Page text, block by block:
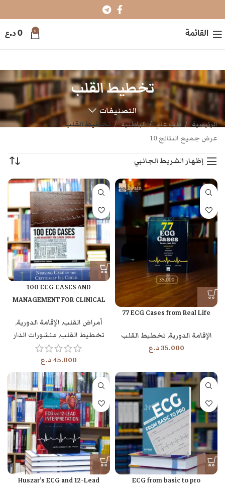
القائمة 0
0د.ع
تخطيط القلب
التصنيفات
الرئيسية طب عام الباطنية
تخطيط القلب
عرض جميع النتائج 10
إظهار الشريط الجانبي
77 ECG Cases from Real Life
الإقامة الدورية, تخطيط القلب
35.000د.ع
100 ECG CASES AND
MANAGEMENT FOR CLINICAL
أمراض القلب, الإقامة الدورية,
تخطيط القلب, منشورات الدار
45.000د.ع
ECG from basic to pro
Huszar’s ECG and 12-Lead